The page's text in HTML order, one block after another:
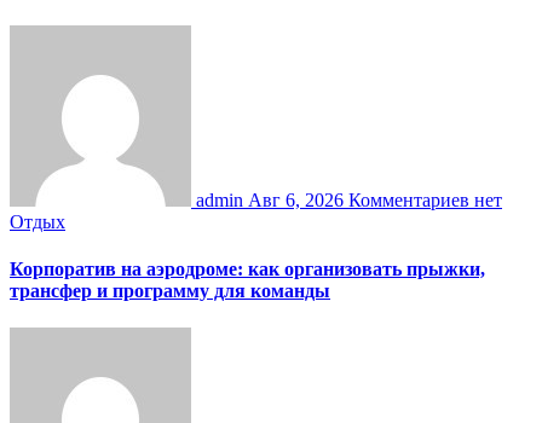
admin Авг 6, 2026 Комментариев нет
Отдых
Корпоратив на аэродроме: как организовать прыжки,
трансфер и программу для команды